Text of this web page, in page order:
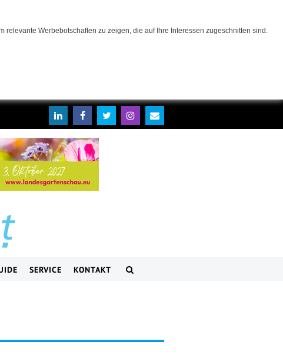
Werbebotschaften zu zeigen, die auf Ihre Interessen zugeschnitten sind.
SERVICE KONTAKT